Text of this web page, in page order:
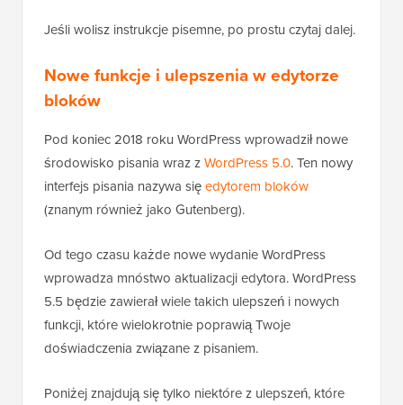
Jeśli wolisz instrukcje pisemne, po prostu czytaj dalej.
Nowe funkcje i ulepszenia w edytorze
bloków
Pod koniec 2018 roku WordPress wprowadził nowe
środowisko pisania wraz zWordPress 5.0. Ten nowy
interfejs pisania nazywa sięedytorem bloków
(znanym również jako Gutenberg).
Od tego czasu każde nowe wydanie WordPress
wprowadza mnóstwo aktualizacji edytora. WordPress
5.5 będzie zawierał wiele takich ulepszeń i nowych
funkcji, które wielokrotnie poprawią Twoje
doświadczenia związane z pisaniem.
Poniżej znajdują się tylko niektóre z ulepszeń, które